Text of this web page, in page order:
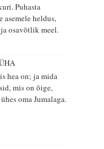
Puhasta
asemele heldus,
osavõtlik meel.
hea on; ja mida
mis on õige,
oma Jumalaga.